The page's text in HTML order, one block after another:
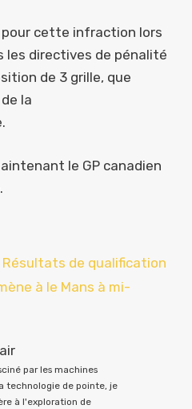
cette infraction lors
les directives de pénalité
de 3 grille, que
la
le GP canadien
Résultats de qualification
à le Mans à mi-
par les machines
technologie de pointe, je
à l'exploration de